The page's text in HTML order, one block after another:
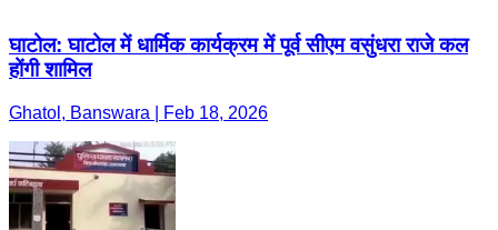
घाटोल: घाटोल में धार्मिक कार्यक्रम में पूर्व सीएम वसुंधरा राजे कल
होंगी शामिल
Ghatol, Banswara | Feb 18, 2026